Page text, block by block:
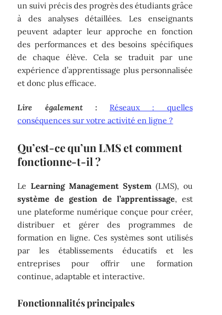
un suivi précis des progrès des étudiants grâce
à des analyses détaillées. Les enseignants
peuvent adapter leur approche en fonction
des performances et des besoins spécifiques
de chaque élève. Cela se traduit par une
expérience d’apprentissage plus personnalisée
et donc plus efficace.
Lire également :
Réseaux : quelles
conséquences sur votre activité en ligne ?
Qu’est-ce qu’un LMS et comment
fonctionne-t-il ?
Le Learning Management System (LMS), ou
système de gestion de l’apprentissage, est
une plateforme numérique conçue pour créer,
distribuer et gérer des programmes de
formation en ligne. Ces systèmes sont utilisés
par les établissements éducatifs et les
entreprises pour offrir une formation
continue, adaptable et interactive.
Fonctionnalités principales